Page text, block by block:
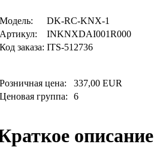
Модель:
DK-RC-KNX-1
Артикул:
INKNXDAI001R000
Код заказа: ITS-512736
Розничная цена:
337,00 EUR
Ценовая группа:
6
описание